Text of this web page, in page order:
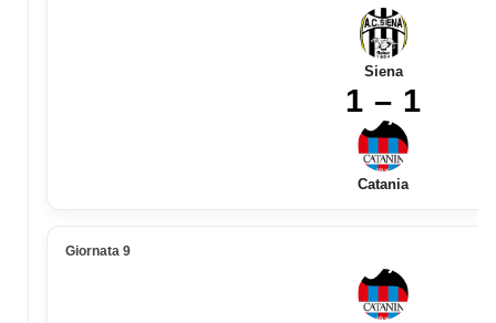
Siena
1 – 1
Catania
Giornata 9